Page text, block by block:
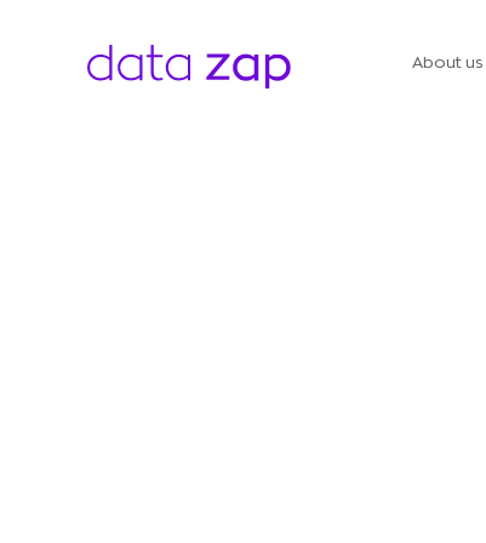
About us